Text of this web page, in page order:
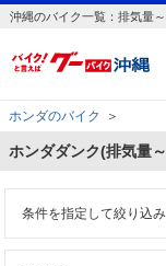
沖縄のバイク一覧：排気量
ホンダのバイク ＞
ホンダダンク(排気量
条件を指定して絞り込み